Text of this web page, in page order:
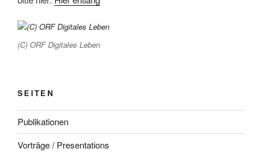
(C) ORF Digitales Leben
SEITEN
Publikationen
Vorträge / Presentations